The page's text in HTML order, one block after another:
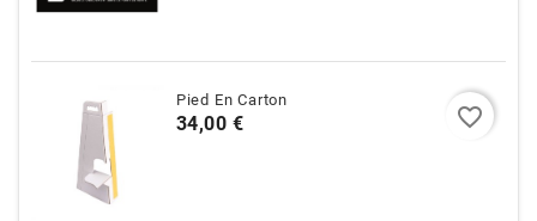
Pied En Carton
34,00 €Prix favorite_border